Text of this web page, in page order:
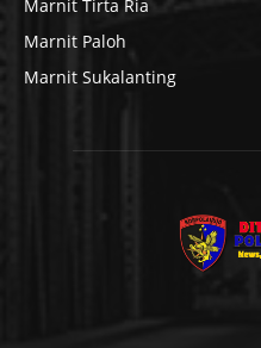
Marnit Tirta Ria
Marnit Paloh
Marnit Sukalanting